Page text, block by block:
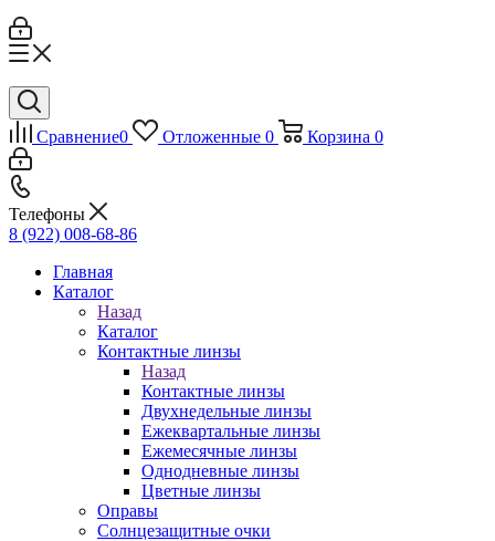
Сравнение0 Отложенные 0 Корзина 0
Телефоны
8 (922) 008-68-86
Главная
Каталог
Назад
Каталог
Контактные линзы
Назад
Контактные линзы
Двухнедельные линзы
Ежеквартальные линзы
Ежемесячные линзы
Однодневные линзы
Цветные линзы
Оправы
Солнцезащитные очки